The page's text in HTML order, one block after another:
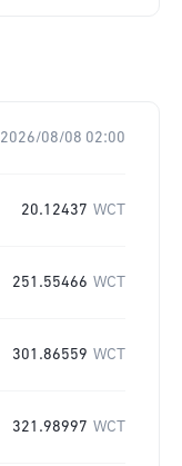
2026/08/08 02:00
20.12437 WCT
251.55466 WCT
301.86559 WCT
321.98997 WCT